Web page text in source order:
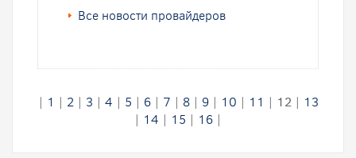
Все новости провайдеров
| 1 | 2| 3 | 4 | 5 | 6| 7 | 8| 9| 10 | 11 | 12| 13
| 14 | 15 | 16 |